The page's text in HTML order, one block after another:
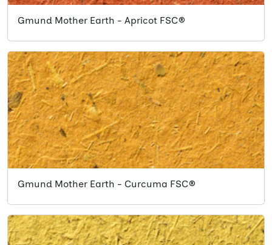
Gmund Mother Earth - Apricot FSC®
Gmund Mother Earth - Curcuma FSC®